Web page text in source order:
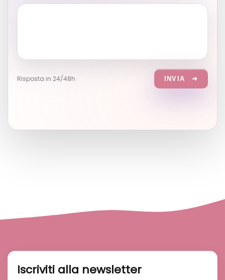
Risposta in 24/48h INVIA ➜
Iscriviti alla newsletter